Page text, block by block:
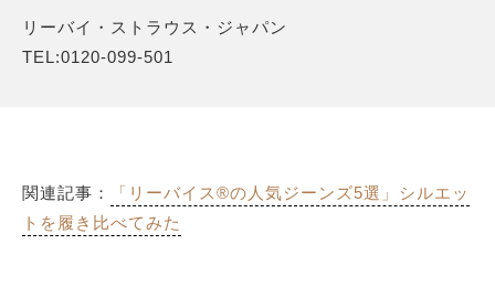
リーバイ・ストラウス・ジャパン
TEL:0120-099-501
関連記事：
「リーバイス®の人気ジーンズ5選」シルエッ
トを履き比べてみた